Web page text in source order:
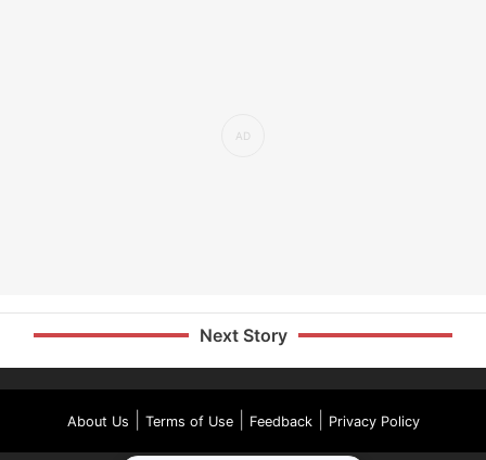
Next Story
About Us Terms of Use| Feedback| Privacy Policy